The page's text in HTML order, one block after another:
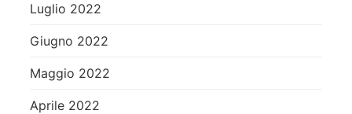
Luglio 2022
Giugno 2022
Maggio 2022
Aprile 2022